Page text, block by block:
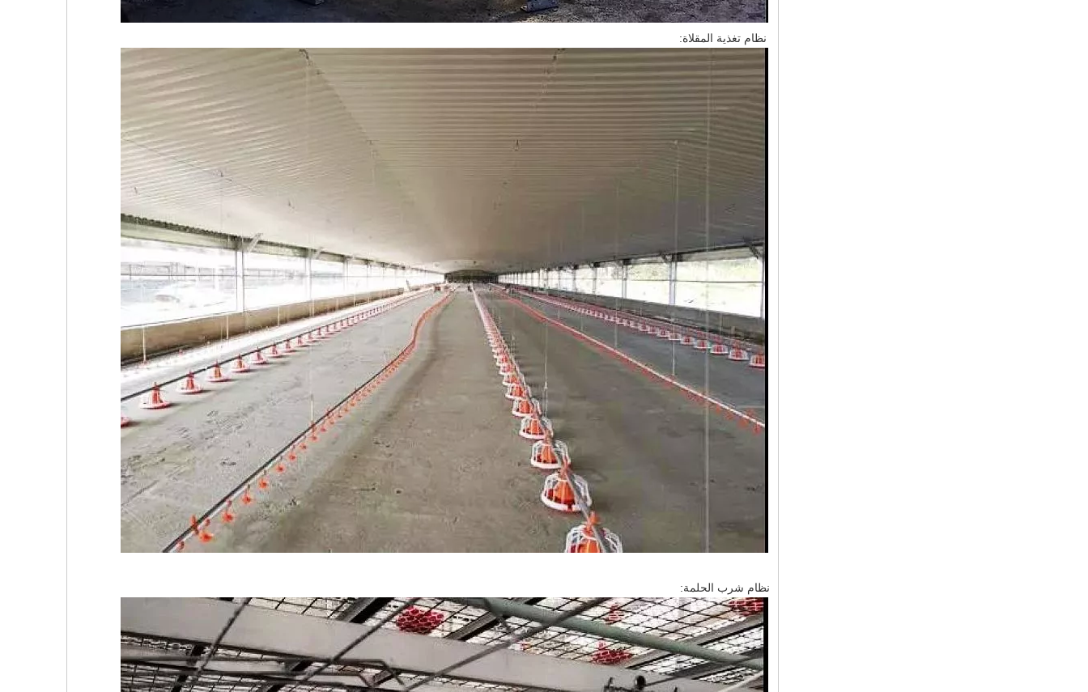
نظام تغذية المقلاة:
نظام شرب الحلمة: